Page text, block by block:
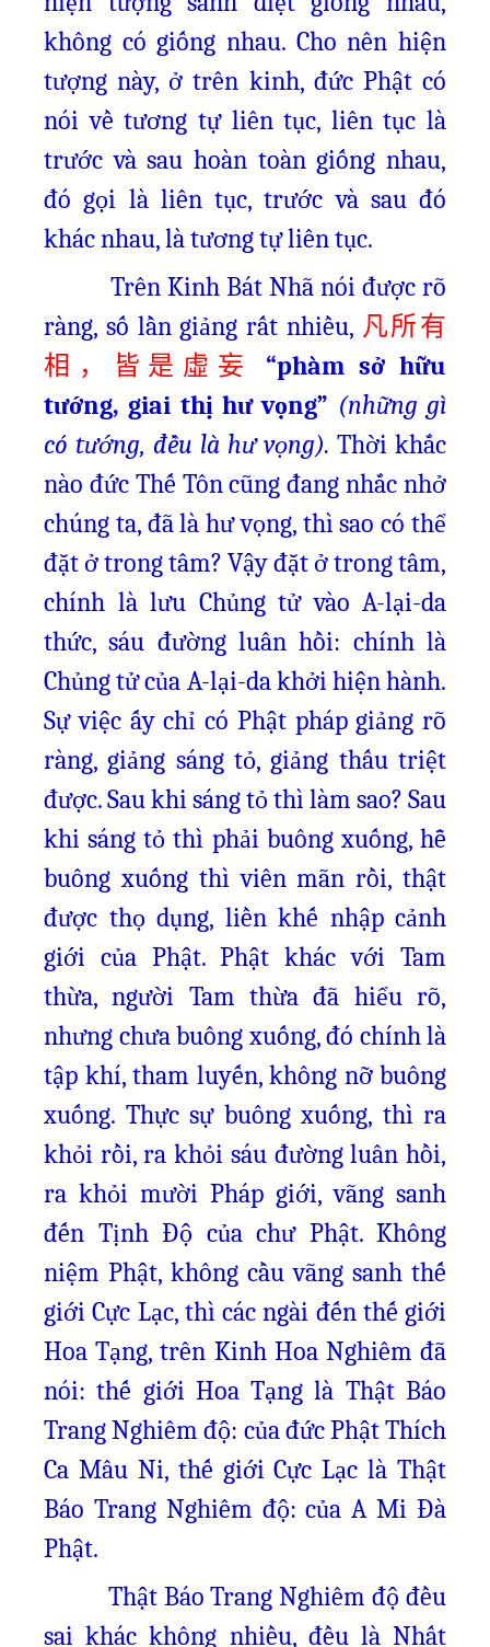
không có giống nhau. Cho nên hiện
tượng này, ở trên kinh, đức Phật có
nói về tương tự liên tục, liên tục là
trước và sau hoàn toàn giống nhau,
đó gọi là liên tục, trước và sau đó
khác nhau, là tương tự liên tục.
Trên Kinh Bát Nhã nói được rõ
ràng, số lần giảng rất nhiều, 凡所有
相，皆是虛妄
“phàm sở hữu
tướng, giai thị hư vọng” (những gì
có tướng, đều là hư vọng). Thời khắc
nào đức Thế Tôn cũng đang nhắc nhở
chúng ta, đã là hư vọng, thì sao có thể
đặt ở trong tâm? Vậy đặt ở trong tâm,
chính là lưu Chủng tử vào A-lại-da
thức, sáu đường luân hồi: chính là
Chủng tử của A-lại-da khởi hiện hành.
Sự việc ấy chỉ có Phật pháp giảng rõ
ràng, giảng sáng tỏ, giảng thấu triệt
được. Sau khi sáng tỏ thì làm sao? Sau
khi sáng tỏ thì phải buông xuống, hễ
buông xuống thì viên mãn rồi, thật
được thọ dụng, liền khế nhập cảnh
giới của Phật. Phật khác với Tam
thừa, người Tam thừa đã hiểu rõ,
nhưng chưa buông xuống, đó chính là
tập khí, tham luyến, không nỡ buông
xuống. Thực sự buông xuống, thì ra
khỏi rồi, ra khỏi sáu đường luân hồi,
ra khỏi mười Pháp giới, vãng sanh
đến Tịnh Độ của chư Phật. Không
niệm Phật, không cầu vãng sanh thế
giới Cực Lạc, thì các ngài đến thế giới
Hoa Tạng, trên Kinh Hoa Nghiêm đã
nói: thế giới Hoa Tạng là Thật Báo
Trang Nghiêm độ: của đức Phật Thích
Ca Mâu Ni, thế giới Cực Lạc là Thật
Báo Trang Nghiêm độ: của A Mi Đà
Phật.
Thật Báo Trang Nghiêm độ đều
sai khác không nhiều, đều là Nhất